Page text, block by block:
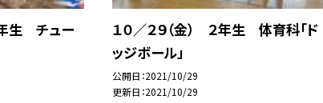
年生 チュー
１０／２９（金） ２年生 体育科「ド
ッジボール」
公開日 2021/10/29
更新日 2021/10/29